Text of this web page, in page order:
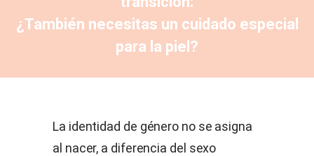
¿También necesitas un cuidado especial
para la piel?
La identidad de género no se asigna
al nacer, a diferencia del sexo